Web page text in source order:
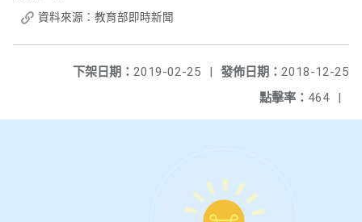
資料來源：教育部即時新聞
發佈日期： 2018-12-25
下架日期： 2019-02-25
|
點擊率： 464 |